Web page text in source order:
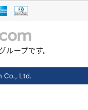
ープです。
Co., Ltd.